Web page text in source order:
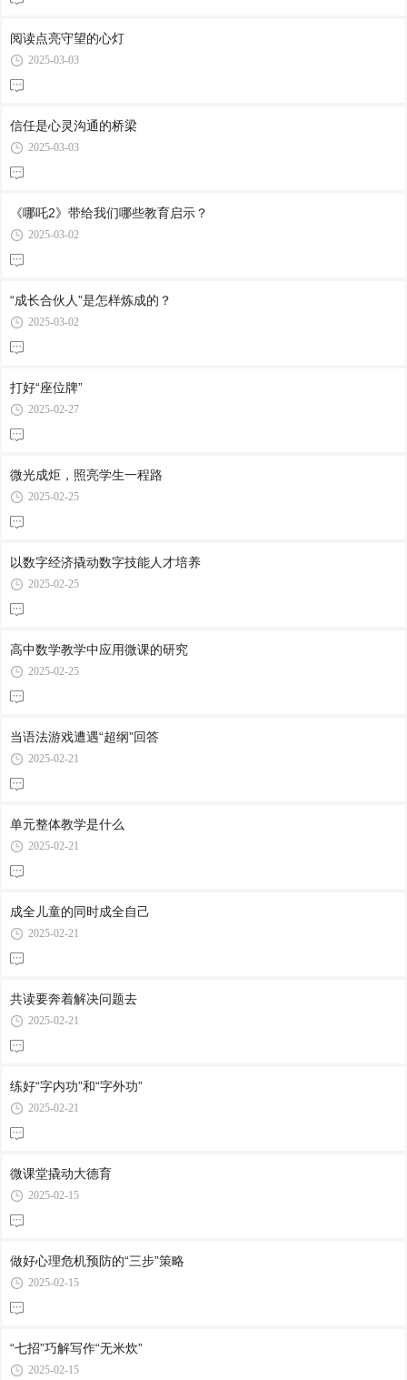
阅读点亮守望的心灯
2025-03-03
信任是心灵沟通的桥梁
2025-03-03
《哪吒2》带给我们哪些教育启示？
2025-03-02
“成长合伙人”是怎样炼成的？
2025-03-02
打好“座位牌”
2025-02-27
微光成炬，照亮学生一程路
2025-02-25
以数字经济撬动数字技能人才培养
2025-02-25
高中数学教学中应用微课的研究
2025-02-25
当语法游戏遭遇“超纲”回答
2025-02-21
单元整体教学是什么
2025-02-21
成全儿童的同时成全自己
2025-02-21
共读要奔着解决问题去
2025-02-21
练好“字内功”和“字外功”
2025-02-21
微课堂撬动大德育
2025-02-15
做好心理危机预防的“三步”策略
2025-02-15
“七招”巧解写作“无米炊”
2025-02-15